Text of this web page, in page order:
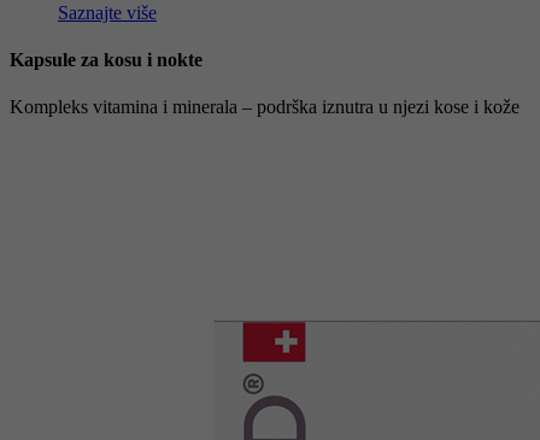
Saznajte više
Kapsule za kosu i nokte
Kompleks vitamina i minerala – podrška iznutra u njezi kose i kože